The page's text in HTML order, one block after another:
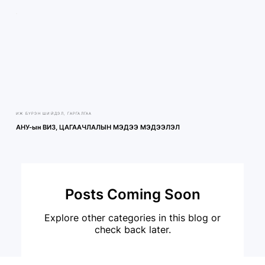
ИЖ БҮРЭН ШИЙДЭЛ, ГАРГАЛГАA
АНУ-ын ВИЗ, ЦАГААЧЛАЛЫН МЭДЭЭ МЭДЭЭЛЭЛ
Posts Coming Soon
Explore other categories in this blog or
check back later.